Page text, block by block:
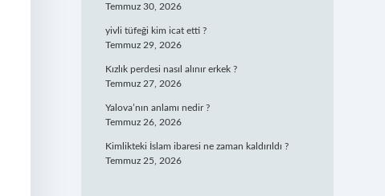
Temmuz 30, 2026
yivli tüfeği kim icat etti ?
Temmuz 29, 2026
Kızlık perdesi nasıl alınır erkek ?
Temmuz 27, 2026
Yalova’nın anlamı nedir ?
Temmuz 26, 2026
Kimlikteki İslam ibaresi ne zaman kaldırıldı ?
Temmuz 25, 2026